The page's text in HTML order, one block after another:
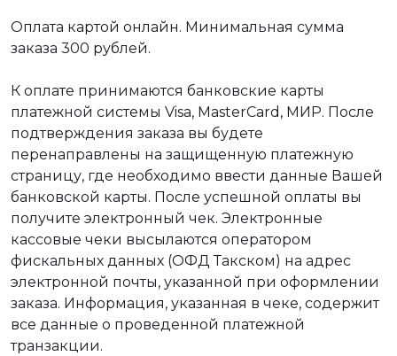
Оплата картой онлайн. Минимальная сумма
заказа 300 рублей.
К оплате принимаются банковские карты
платежной системы Visa, MasterCard, МИР. После
подтверждения заказа вы будете
перенаправлены на защищенную платежную
страницу, где необходимо ввести данные Вашей
банковской карты. После успешной оплаты вы
получите электронный чек. Электронные
кассовые чеки высылаются оператором
фискальных данных (ОФД Такском) на адрес
электронной почты, указанной при оформлении
заказа. Информация, указанная в чеке, содержит
все данные о проведенной платежной
транзакции.